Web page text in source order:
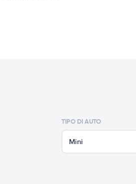
TIPO DI AUTO
Mini